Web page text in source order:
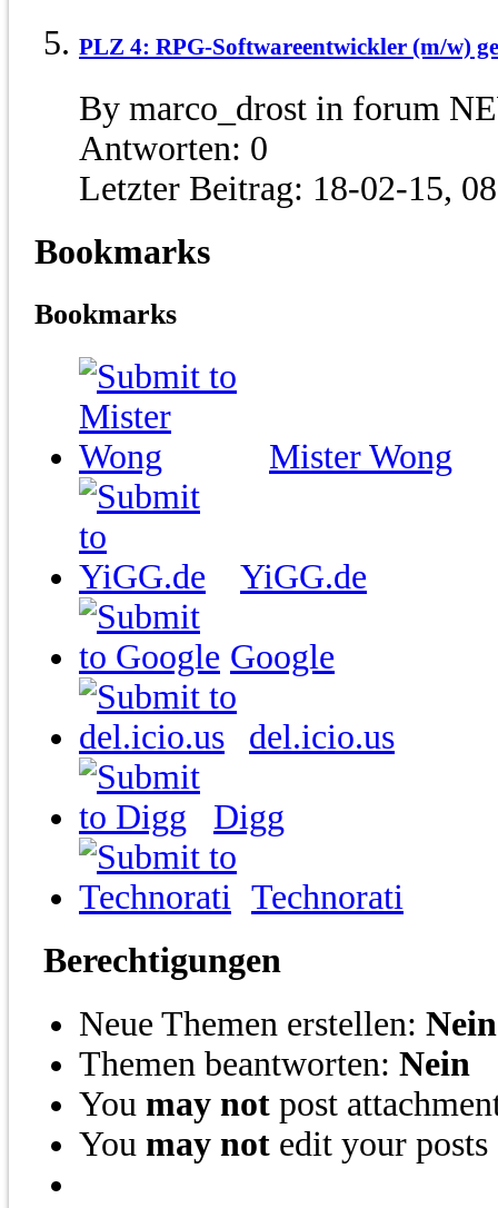
PLZ 4: RPG-Softwareentwickler (m/w)
By marco_drost in forum
Antworten: 0
Letzter Beitrag: 18-02-15,
Bookmarks
Bookmarks
Mister Wong
YiGG.de
Google
del.icio.us
Digg
Technorati
Berechtigungen
Neue Themen erstellen: Nein
Themen beantworten: Nein
You may not post
You may not edit your posts